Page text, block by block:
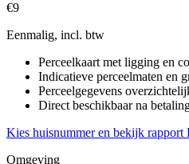
€9
Eenmalig, incl. btw
Perceelkaart met ligging en
Indicatieve perceelmaten en
Perceelgegevens
Direct beschikbaar na
Kies huisnummer en bekijk rapport
Omgeving